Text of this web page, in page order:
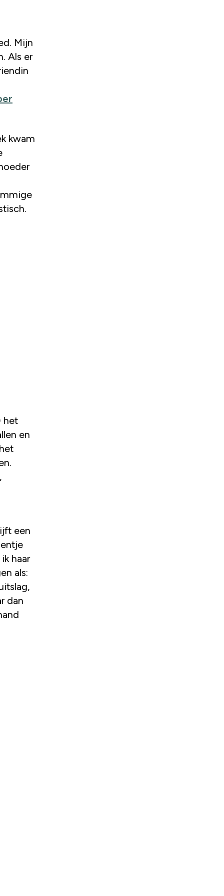
Als er
kwam
het
en
een
haar
als:
dan